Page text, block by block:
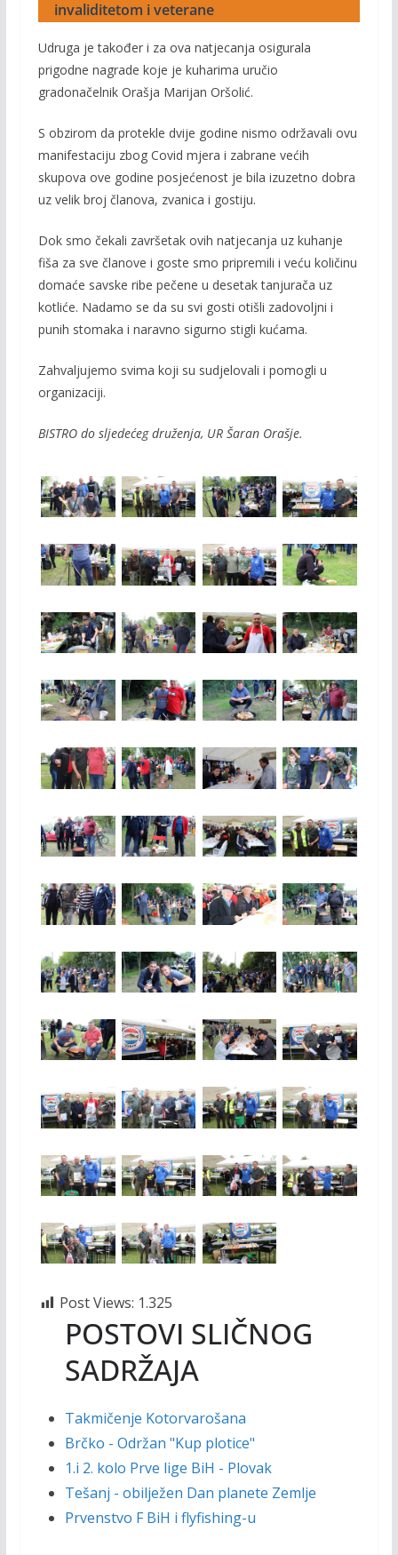
invaliditetom i veterane
Udruga je također i za ova natjecanja osigurala
prigodne nagrade koje je kuharima uručio
gradonačelnik Orašja Marijan Oršolić.
S obzirom da protekle dvije godine nismo održavali ovu
manifestaciju zbog Covid mjera i zabrane većih
skupova ove godine posjećenost je bila izuzetno dobra
uz velik broj članova, zvanica i gostiju.
Dok smo čekali završetak ovih natjecanja uz kuhanje
fiša za sve članove i goste smo pripremili i veću količinu
domaće savske ribe pečene u desetak tanjurača uz
kotliće. Nadamo se da su svi gosti otišli zadovoljni i
punih stomaka i naravno sigurno stigli kućama.
Zahvaljujemo svima koji su sudjelovali i pomogli u
organizaciji.
BISTRO do sljedećeg druženja, UR Šaran Orašje.
Post Views: 1.325
POSTOVI SLIČNOG
SADRŽAJA
Takmičenje Kotorvarošana
Brčko - Održan "Kup plotice"
1.i 2. kolo Prve lige BiH - Plovak
Tešanj - obilježen Dan planete Zemlje
Prvenstvo F BiH i flyfishing-u